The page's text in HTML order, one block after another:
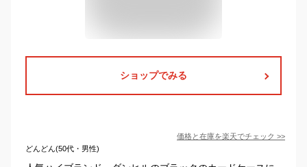
ショップでみる
価格と在庫を楽天でチェック >>
どんどん(50代・男性)